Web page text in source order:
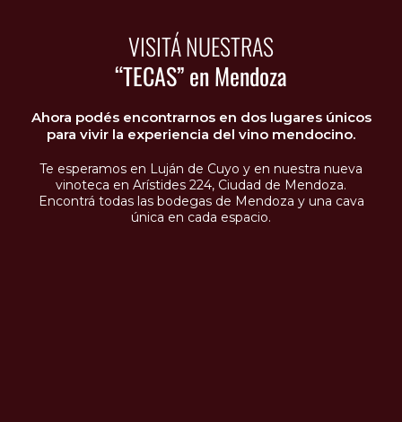
VISITÁ NUESTRAS
“TECAS” en Mendoza
Ahora podés encontrarnos en dos lugares únicos
para vivir la experiencia del vino mendocino.
Te esperamos en Luján de Cuyo y en nuestra nueva
vinoteca en Arístides 224, Ciudad de Mendoza.
Encontrá todas las bodegas de Mendoza y una cava
única en cada espacio.